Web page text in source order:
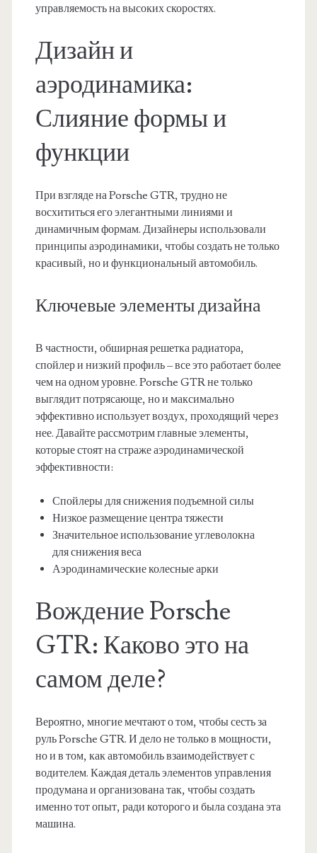
управляемость на высоких скоростях.
Дизайн и
аэродинамика:
Слияние формы и
функции
При взгляде на Porsche GTR, трудно не
восхититься его элегантными линиями и
динамичным формам. Дизайнеры использовали
принципы аэродинамики, чтобы создать не только
красивый, но и функциональный автомобиль.
Ключевые элементы дизайна
В частности, обширная решетка радиатора,
спойлер и низкий профиль – все это работает более
чем на одном уровне. Porsche GTR не только
выглядит потрясающе, но и максимально
эффективно использует воздух, проходящий через
нее. Давайте рассмотрим главные элементы,
которые стоят на страже аэродинамической
эффективности:
Спойлеры для снижения подъемной силы
Низкое размещение центра тяжести
Значительное использование углеволокна
для снижения веса
Аэродинамические колесные арки
Вождение Porsche
GTR: Каково это на
самом деле?
Вероятно, многие мечтают о том, чтобы сесть за
руль Porsche GTR. И дело не только в мощности,
но и в том, как автомобиль взаимодействует с
водителем. Каждая деталь элементов управления
продумана и организована так, чтобы создать
именно тот опыт, ради которого и была создана эта
машина.